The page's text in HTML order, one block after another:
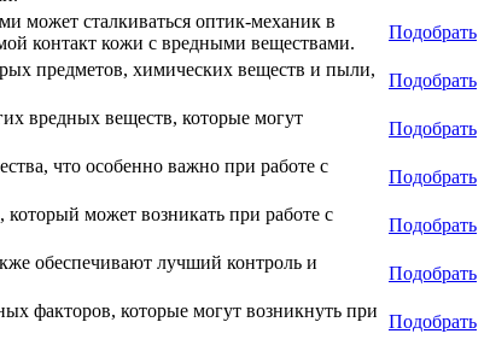
может сталкиваться оптик-механик в
контакт кожи с вредными веществами.
Подобрать
предметов, химических веществ и пыли,
Подобрать
вредных веществ, которые могут
Подобрать
что особенно важно при работе с
Подобрать
может возникать при работе с
Подобрать
обеспечивают лучший контроль и
Подобрать
факторов, которые могут возникнуть при
Подобрать